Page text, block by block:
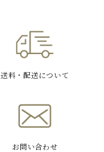
送料・配送について
お問い合わせ